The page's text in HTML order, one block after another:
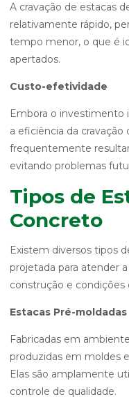
A cravação de estacas
relativamente rápido,
tempo menor, o que é
apertados.
Custo-efetividade
Embora o investimento
a eficiência da
frequentemente
evitando problemas
Tipos de
Concreto
Existem diversos tipos
projetada para atender
construção e condições
Estacas Pré-moldadas
Fabricadas em
produzidas em moldes
Elas são amplamente
controle de qualidade.